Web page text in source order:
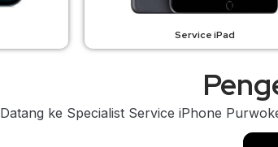
Service iPad
Datang ke Specialist Service iPhone